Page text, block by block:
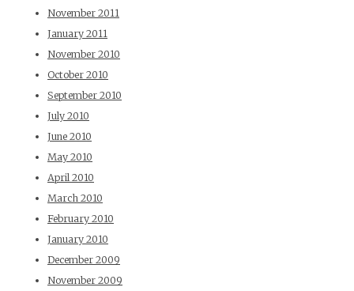
November 2011
January 2011
November 2010
October 2010
September 2010
July 2010
June 2010
May 2010
April 2010
March 2010
February 2010
January 2010
December 2009
November 2009